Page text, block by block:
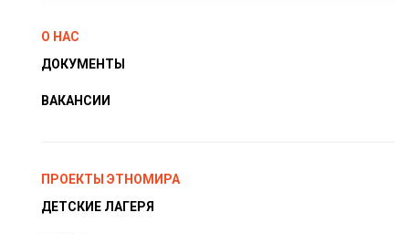
О НАС
ДОКУМЕНТЫ
ВАКАНСИИ
ПРОЕКТЫ ЭТНОМИРА
ДЕТСКИЕ ЛАГЕРЯ